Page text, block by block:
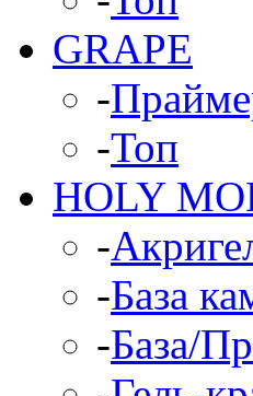
GRAPE
-
-Топ
HOLY
-
-База
-База/